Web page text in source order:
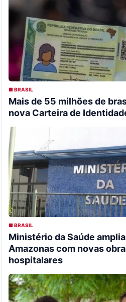
■ BRASIL
Mais de 55 milhões de
nova Carteira de
■ BRASIL
Ministério da Saúde
Amazonas com novas
hospitalares